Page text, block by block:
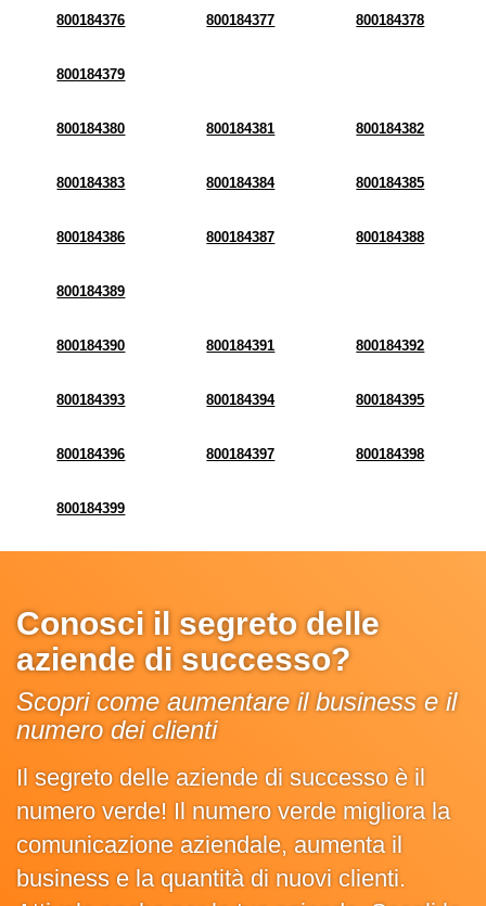
800184376 800184377 800184378
800184379
800184380 800184381 800184382
800184383 800184384 800184385
800184386 800184387 800184388
800184389
800184390 800184391 800184392
800184393 800184394 800184395
800184396 800184397 800184398
800184399
Conosci il segreto delle
aziende di successo?
Scopri come aumentare il business e il
numero dei clienti
Il segreto delle aziende di successo è il
numero verde! Il numero verde migliora la
comunicazione aziendale, aumenta il
business e la quantità di nuovi clienti.